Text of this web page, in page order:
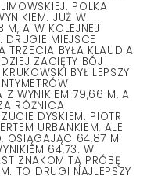
POLKA
JUŻ W
M, A W KOLEJNEJ
MIEJSCE
TRZECIA BYŁA KLAUDIA
ZACIĘTY BÓJ
BYŁ LEPSZY
Z WYNIKIEM 79,66 M, A
RÓŻNICA
DYSKIEM. PIOTR
URBANKIEM, ALE
OSIĄGAJĄC 64,87 M.
64,73. W
ZNAKOMITĄ PRÓBĘ
TO DRUGI NAJLEPSZY